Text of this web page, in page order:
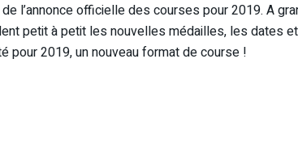
l’annonce officielle des courses pour 2019. A
petit à petit les nouvelles médailles, les dates et
pour 2019, un nouveau format de course !